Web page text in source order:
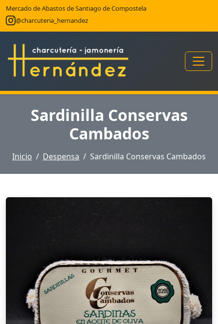
Mercado de Abastos de Santiago de Compostela
@charcuteria_hernandez
Sardinilla Conservas
Cambados
Inicio Despensa Sardinilla Conservas Cambados